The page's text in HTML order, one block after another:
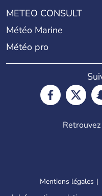
METEO CONSULT
Météo Marine
Météo pro
Mentions légales